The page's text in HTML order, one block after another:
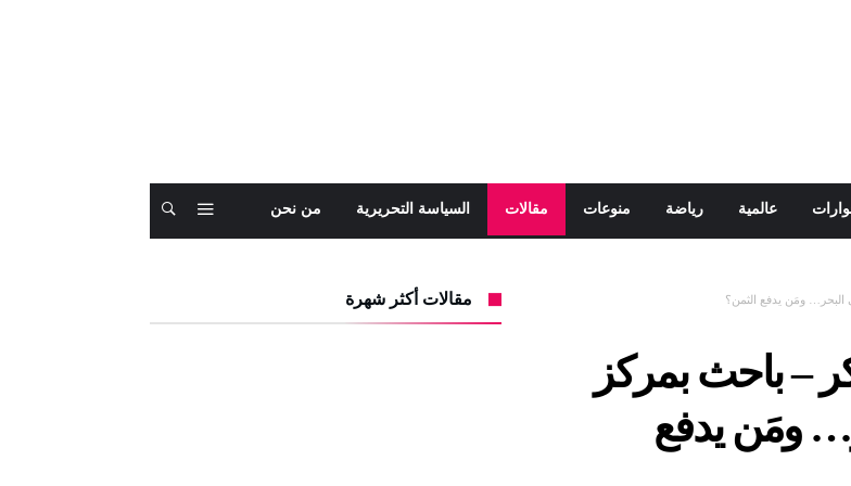
عالمية رياضة منوعات مقالات السياسة التحريرية من نحن
البحر… ومَن يدفع الثمن؟
– باحث بمركز
ومَن يدفع
مقالات أكثر شهرة